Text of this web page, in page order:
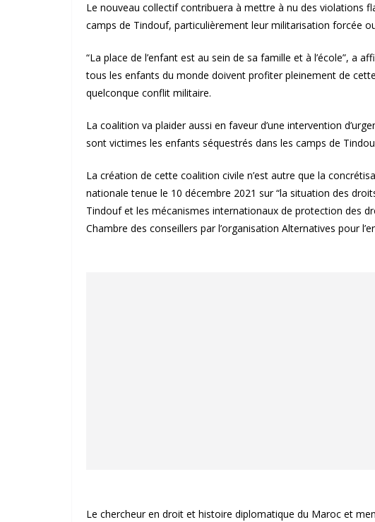
Le nouveau collectif contribuera à mettre à nu des violations
camps de Tindouf, particulièrement leur militarisation forcée
“La place de l’enfant est au sein de sa famille et à l’école”, a
tous les enfants du monde doivent profiter pleinement de
quelconque conflit militaire.
La coalition va plaider aussi en faveur d’une intervention
sont victimes les enfants séquestrés dans les camps de
La création de cette coalition civile n’est autre que la
nationale tenue le 10 décembre 2021 sur “la situation des
Tindouf et les mécanismes internationaux de protection des
Chambre des conseillers par l’organisation Alternatives pour
Le chercheur en droit et histoire diplomatique du Maroc et